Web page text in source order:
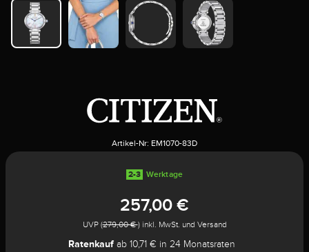
Artikel-Nr: EM1070-83D
2-3 Werktage
257,00 €
UVP (279,00 €) inkl. MwSt. und Versand
Ratenkauf ab 10,71 € in 24 Monatsraten